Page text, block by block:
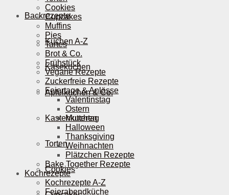
Backrezepte
Kuchen A-Z
Käsekuchen
Apfelkuchen & Co.
Kastenkuchen
Torten
Cookies
Cookies
Cupcakes
Muffins
Pies
Tartes
Brot & Co.
Frühstück
Vegane Rezepte
Zuckerfreie Rezepte
Feiertage & Anlässe
Valentinstag
Ostern
Muttertag
Halloween
Thanksgiving
Weihnachten
Plätzchen Rezepte
Bake Together Rezepte
Kochrezepte
Kochrezepte A-Z
Feierabendküche